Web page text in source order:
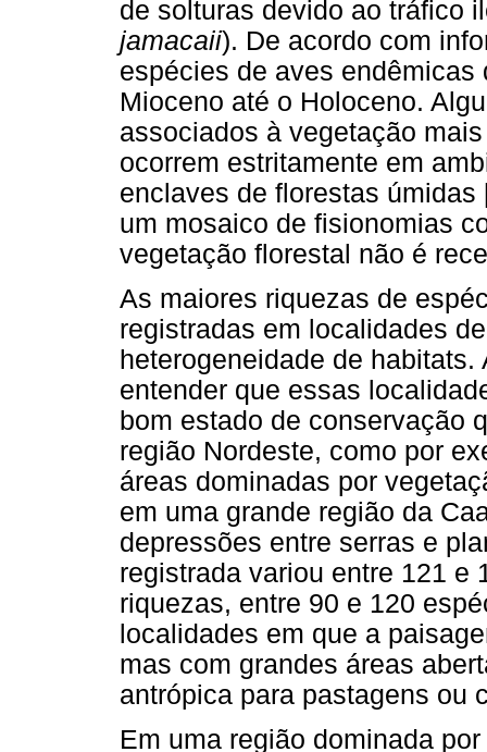
de solturas devido ao tráfico
jamacaii). De acordo com
espécies de aves
Mioceno até o Holoceno.
associados à vegetação
ocorrem estritamente em
enclaves de florestas
um mosaico de fisionomias
vegetação florestal não é
As maiores riquezas de
registradas em localidades
heterogeneidade de
entender que essas
bom estado de conservação
região Nordeste, como por
áreas dominadas por
em uma grande região da
depressões entre serras e
registrada variou entre 121 e
riquezas, entre 90 e 120
localidades em que a
mas com grandes áreas
antrópica para pastagens ou
Em uma região dominada